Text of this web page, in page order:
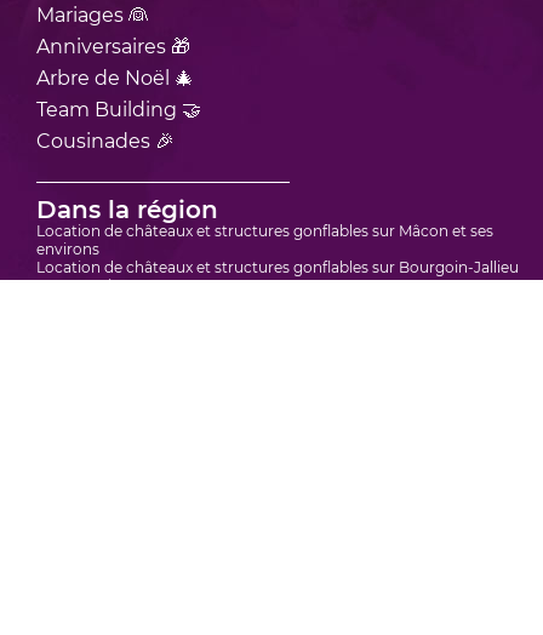
Mariages 👰
Anniversaires 🎁
Arbre de Noël 🎄
Team Building 🤝
Cousinades 🎉
Dans la région
Location de châteaux et structures gonflables sur Mâcon et ses
environs
Location de châteaux et structures gonflables sur Bourgoin-Jallieu
et ses environs